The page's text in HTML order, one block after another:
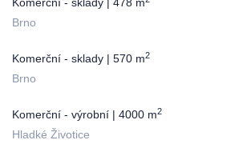
Brno
Komerční - sklady | 570 m2
Brno
Komerční - výrobní | 4000 m2
Hladké Životice